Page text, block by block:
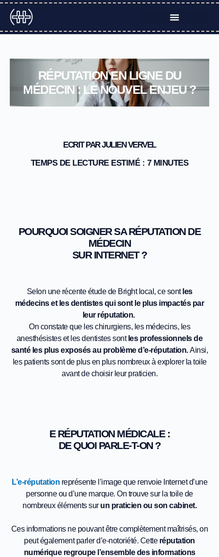
Aller
contenu
RÉPUTATION EN LIGNE DU
MÉDECIN : LE NOUVEL ENJEU ?
ECRIT PAR JULIEN VERVEL
TEMPS DE LECTURE ESTIMÉ : 7 MINUTES
POURQUOI SOIGNER SA RÉPUTATION DE
MÉDECIN
SUR INTERNET ?
Selon une récente étude de Bright local, ce sontles
médecins et les dentistes qui sont le plus impactés par
leur réputation.
On constate que les chirurgiens, les médecins, les
anesthésistes et les dentistes sontles professionnels de
santé les plus exposés au problème d’e-réputation.Ainsi,
les patients sont de plus en plus nombreux à explorer la toile
avant de choisir leur praticien.
E RÉPUTATION MÉDICALE :
DE QUOI PARLE-T-ON ?
L’e-réputation représente l’image que renvoie Internet d’une
personne ou d’une marque. On trouve sur la toile de
nombreux éléments sur un praticien ou son cabinet.
Ces informations ne pouvant être complètement maîtrisés, on
peut également parler d’e-notoriété. Cette réputation
numérique regroupe l’ensemble des informations